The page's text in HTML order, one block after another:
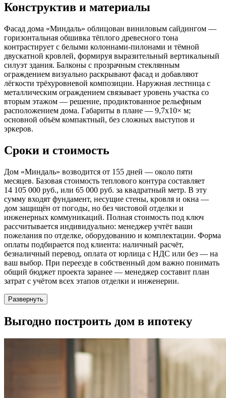
Конструктив и материалы
Фасад дома «Миндаль» облицован виниловым сайдингом —
горизонтальная обшивка тёплого древесного тона
контрастирует с белыми колоннами-пилонами и тёмной
двускатной кровлей, формируя выразительный вертикальный
силуэт здания. Балконы с прозрачным стеклянным
ограждением визуально раскрывают фасад и добавляют
лёгкости трёхуровневой композиции. Наружная лестница с
металлическим ограждением связывает уровень участка со
вторым этажом — решение, продиктованное рельефным
расположением дома. Габариты в плане — 9,7x10× м;
основной объём компактный, без сложных выступов и
эркеров.
Сроки и стоимость
Дом «Миндаль» возводится от 155 дней — около пяти
месяцев. Базовая стоимость теплового контура составляет
14 105 000 руб., или 65 000 руб. за квадратный метр. В эту
сумму входят фундамент, несущие стены, кровля и окна —
дом защищён от погоды, но без чистовой отделки и
инженерных коммуникаций. Полная стоимость под ключ
рассчитывается индивидуально: менеджер учтёт ваши
пожелания по отделке, оборудованию и комплектации. Форма
оплаты подбирается под клиента: наличный расчёт,
безналичный перевод, оплата от юрлица с НДС или без — на
ваш выбор. При переезде в собственный дом важно понимать
общий бюджет проекта заранее — менеджер составит план
затрат с учётом всех этапов отделки и инженерии.
Развернуть
Выгодно построить дом в ипотеку